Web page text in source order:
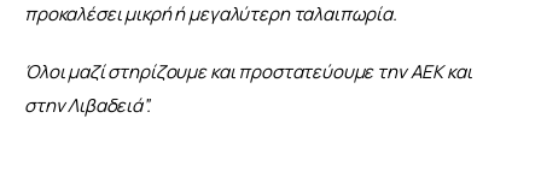
προκαλέσει μικρή ή μεγαλύτερη ταλαιπωρία.
Όλοι μαζί στηρίζουμε και προστατεύουμε την ΑΕΚ και
στην Λιβαδειά”.